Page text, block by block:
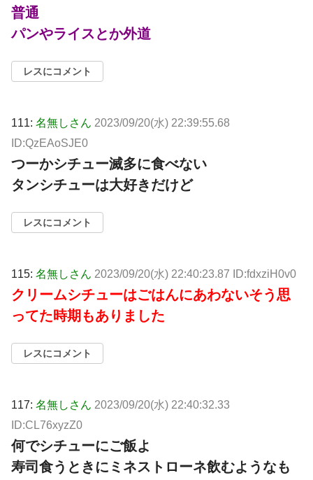
普通
パンやライスとか外道
レスにコメント
111: 名無しさん 2023/09/20(水) 22:39:55.68
ID:QzEAoSJE0
つーかシチュー滅多に食べない
タンシチューは大好きだけど
レスにコメント
115: 名無しさん 2023/09/20(水) 22:40:23.87 ID:fdxziH0v0
クリームシチューはごはんにあわないそう思
ってた時期もありました
レスにコメント
117: 名無しさん 2023/09/20(水) 22:40:32.33
ID:CL76xyzZ0
何でシチューにご飯よ
寿司食うときにミネストローネ飲むようなも